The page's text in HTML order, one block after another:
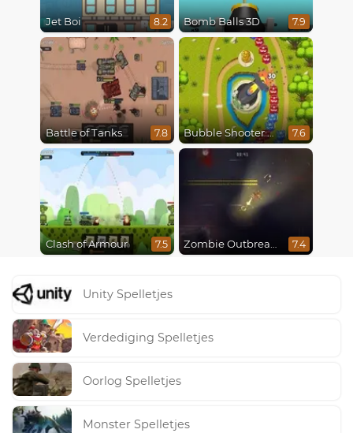
Jet Boi 8.2 Bomb Balls 3D 7.9
Battle of Tanks 7.8 Bubble Shooter Online 7.6
Clash of Armour 7.5 Zombie Outbreak Arena 7.4
Unity Spelletjes
Verdediging Spelletjes
Oorlog Spelletjes
Monster Spelletjes